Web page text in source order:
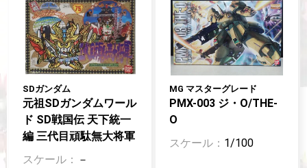
SDガンダム
元祖SDガンダムワール
ド SD戦国伝 天下統一
編 三代目頑駄無大将軍
－
MG マスターグレード
PMX-003 ジ・O/THE-
O
1/100